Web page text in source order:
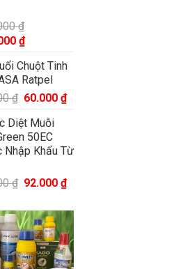
₫
₫
Chuột Tinh
Ratpel
₫ 60.000₫
Diệt Muỗi
50EC
Khẩu Từ
₫ 92.000₫